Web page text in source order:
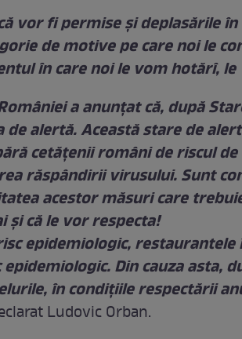
vor fi permise și deplasările
de motive pe care noi le
în care noi le vom hotărî,
a anunțat că, după
alertă. Această stare de
cetățenii români de riscul
răspândirii virusului. Sunt
acestor măsuri care
și că le vor respecta!
epidemiologic, restaurantele
Din cauza asta,
în condițiile respectării
Ludovic Orban.